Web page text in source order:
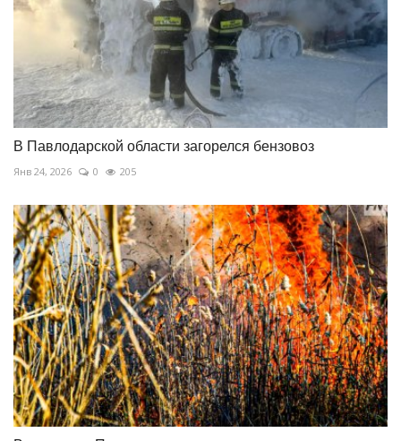
В Павлодарской области загорелся бензовоз
Янв 24, 2026 0 205